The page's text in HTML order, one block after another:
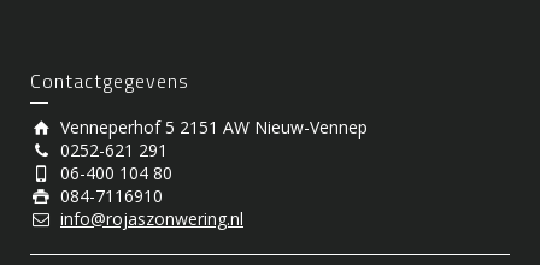
Contactgegevens
Venneperhof 5 2151 AW Nieuw-Vennep
0252-621 291
06-400 104 80
084-7116910
info@rojaszonwering.nl